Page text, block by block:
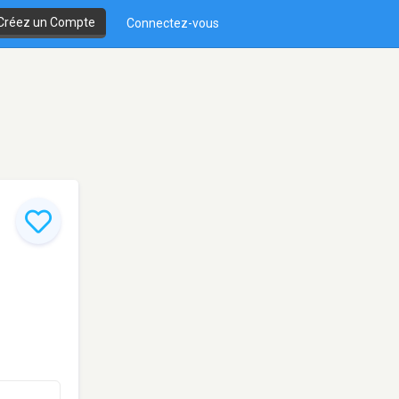
un Compte Connectez-vous